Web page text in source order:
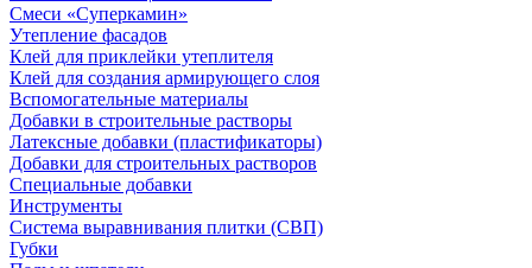
Смеси «Суперкамин»
Утепление фасадов
Клей для приклейки утеплителя
Клей для создания армирующего слоя
Вспомогательные материалы
Добавки в строительные растворы
Латексные добавки (пластификаторы)
Добавки для строительных растворов
Специальные добавки
Инструменты
Система выравнивания плитки (СВП)
Губки